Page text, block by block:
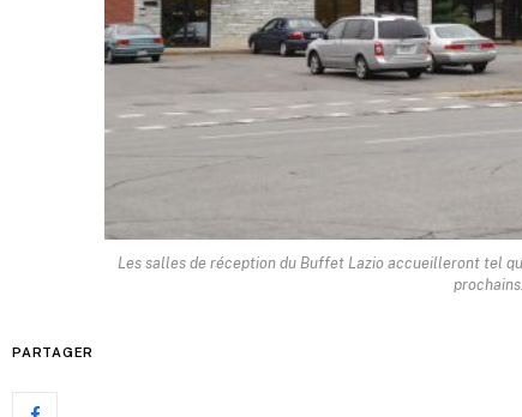
Les salles de réception du Buffet Lazio accueilleront tel
PARTAGER